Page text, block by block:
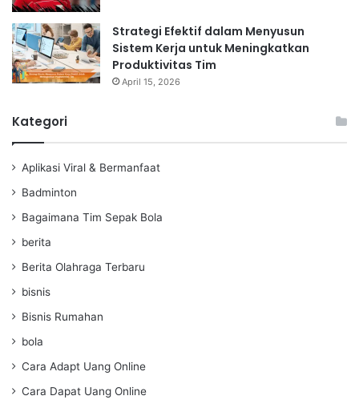
Strategi Efektif dalam Menyusun
Sistem Kerja untuk Meningkatkan
Produktivitas Tim
April 15, 2026
Kategori
Aplikasi Viral & Bermanfaat
Badminton
Bagaimana Tim Sepak Bola
berita
Berita Olahraga Terbaru
bisnis
Bisnis Rumahan
bola
Cara Adapt Uang Online
Cara Dapat Uang Online